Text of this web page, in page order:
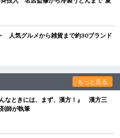
人気グルメから雑貨まで約30ブランド
もっと見る
なときには、まず、漢方！』 漢方三
師が執筆